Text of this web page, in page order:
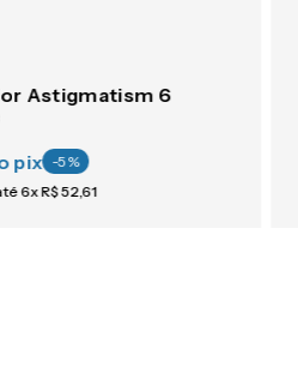
Astigmatism 6
pix -5%
6xR$52,61